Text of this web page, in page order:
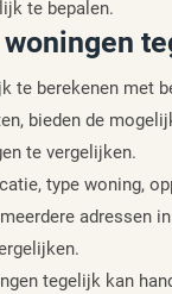
te bepalen.
te berekenen met
bieden de
te vergelijken.
type woning,
adressen
tegelijk kan